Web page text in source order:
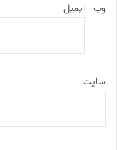
ایمیل وب‌
سایت